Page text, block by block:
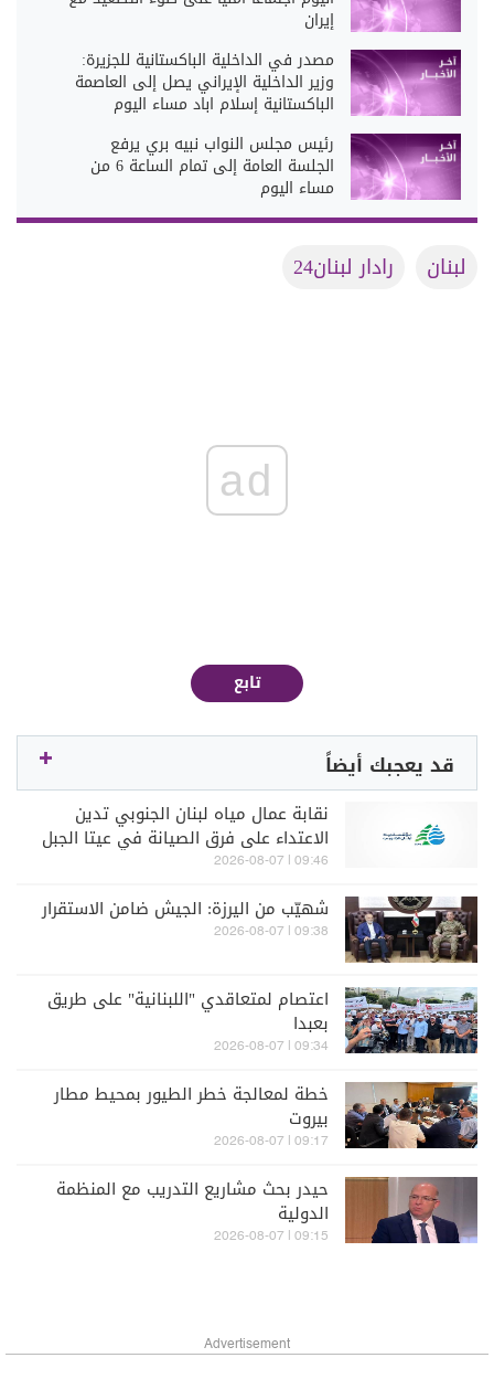
إيران
مصدر في الداخلية الباكستانية للجزيرة:
وزير الداخلية الإيراني يصل إلى العاصمة
الباكستانية إسلام اباد مساء اليوم
رئيس مجلس النواب نبيه بري يرفع
الجلسة العامة إلى تمام الساعة 6 من
مساء اليوم
لبنان رادار لبنان24
ad
تابع
قد يعجبك أيضاً
نقابة عمال مياه لبنان الجنوبي تدين
الاعتداء على فرق الصيانة في عيتا الجبل
09:46 | 2026-08-07
شهيّب من اليرزة: الجيش ضامن الاستقرار
09:38 | 2026-08-07
اعتصام لمتعاقدي "اللبنانية" على طريق
بعبدا
09:34 | 2026-08-07
خطة لمعالجة خطر الطيور بمحيط مطار
بيروت
09:17 | 2026-08-07
حيدر بحث مشاريع التدريب مع المنظمة
الدولية
09:15 | 2026-08-07
Advertisement